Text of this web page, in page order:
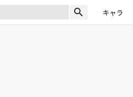
search キャラ